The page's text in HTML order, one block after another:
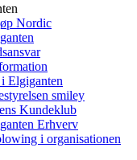
Nordic
Elgiganten
smiley
Kundeklub
Erhverv
i organisationen